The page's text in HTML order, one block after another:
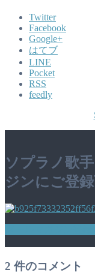
Twitter
Facebook
Google+
はてブ
LINE
Pocket
RSS
feedly
ソプラノ歌
ジンにご登
2 件のコメント